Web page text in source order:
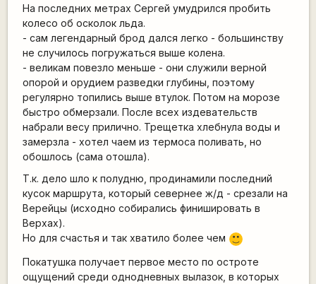
На последних метрах Сергей умудрился пробить
колесо об осколок льда.
- сам легендарный брод дался легко - большинству
не случилось погружаться выше колена.
- великам повезло меньше - они служили верной
опорой и орудием разведки глубины, поэтому
регулярно топились выше втулок. Потом на морозе
быстро обмерзали. После всех издевательств
набрали весу прилично. Трещетка хлебнула воды и
замерзла - хотел чаем из термоса поливать, но
обошлось (сама отошла).
Т.к. дело шло к полудню, продинамили последний
кусок маршрута, который севернее ж/д - срезали на
Верейцы (исходно собирались финишировать в
Верхах).
Но для счастья и так хватило более чем
:)
Покатушка получает первое место по остроте
ощущений среди однодневных вылазок, в которых